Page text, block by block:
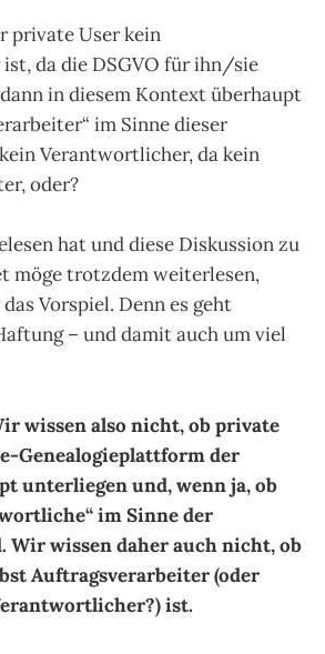
private User kein
da die DSGVO für ihn/sie
in diesem Kontext überhaupt
im Sinne dieser
Verantwortlicher, da kein
oder?
hat und diese Diskussion zu
möge trotzdem weiterlesen,
Vorspiel. Denn es geht
– und damit auch um viel
wissen also nicht, ob private
Genealogieplattform der
unterliegen und, wenn ja, ob
im Sinne der
Wir wissen daher auch nicht, ob
Auftragsverarbeiter (oder
ist.